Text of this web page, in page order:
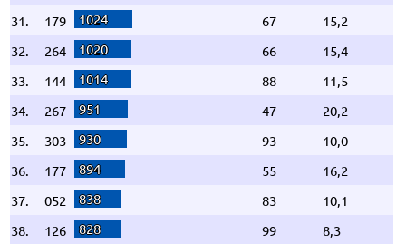
31.
179 1024 67
15,2
32.
264 1020 66
15,4
33.
144 1014 88
11,5
34.
267 951 47
20,2
35.
303 930 93
10,0
36.
177 894 55
16,2
37.
052 838 83
10,1
38.
126 828 99
8,3